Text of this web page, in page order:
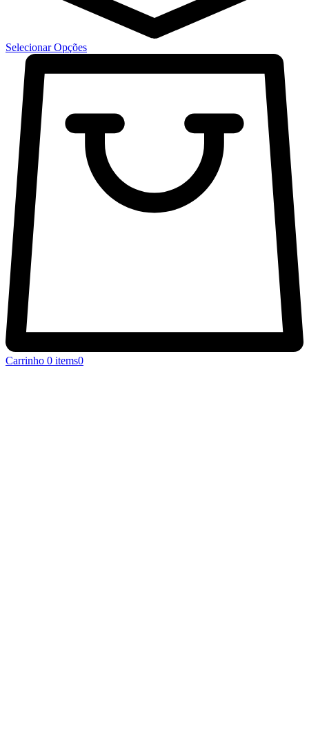
Selecionar Opções
Carrinho 0 items0